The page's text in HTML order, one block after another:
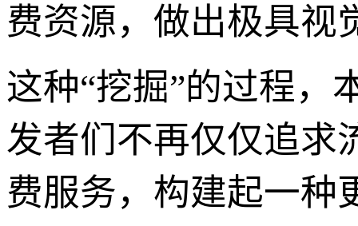
费资源，做出极具视
这种“挖掘”的过程，
发者们不再仅仅追求
费服务，构建起一种